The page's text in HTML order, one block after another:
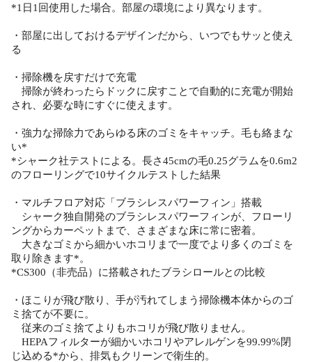
*1日1回使用した場合。部屋の環境により異なります。
・部屋に出しておけるデザインだから、いつでもサッと使え
る
・掃除機を戻すだけで充電
掃除が終わったらドックに戻すことで自動的に充電が開始
され、必要な時にすぐに使えます。
・強力な掃除力であらゆる床のゴミをキャッチ。毛も絡まな
い*
*シャーク社テストによる。長さ45cmの毛0.25グラムを0.6m2
のフローリングで10サイクルテストした結果
・マルチフロア対応「ブラシレスパワーフィン」搭載
シャーク独自開発のブラシレスパワーフィンが、フローリ
ングからカーペットまで、さまざまな床に常に密着。
大きなゴミから細かいホコリまで一度でより多くのゴミを
取り除きます*。
*CS300（非売品）に搭載されたブラシロールとの比較
・ほこりが飛び散り、手が汚れてしまう掃除機本体からのゴ
ミ捨てが不要に。
従来のゴミ捨てよりもホコリが飛び散りません。
HEPAフィルターが細かいホコリやアレルゲンを99.99%閉
じ込める*から、排気もクリーンで衛生的。